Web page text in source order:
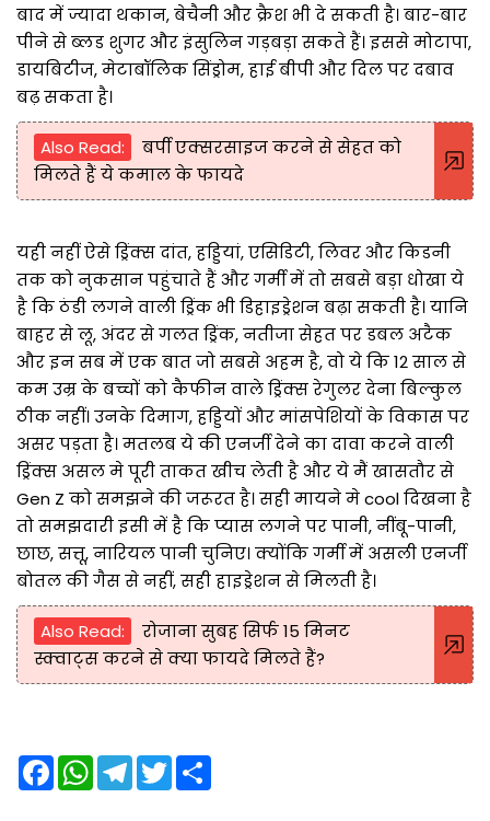
बाद में ज्यादा थकान, बेचैनी और क्रैश भी दे सकती है। बार-बार
पीने से ब्लड शुगर और इंसुलिन गड़बड़ा सकते हैं। इससे मोटापा,
डायबिटीज, मेटाबॉलिक सिंड्रोम, हाई बीपी और दिल पर दबाव
बढ़ सकता है।
Also Read:
बर्पी एक्सरसाइज करने से सेहत को
मिलते हैं ये कमाल के फायदे
यही नहीं ऐसे ड्रिंक्स दांत, हड्डियां, एसिडिटी, लिवर और किडनी
तक को नुकसान पहुंचाते हैं और गर्मी में तो सबसे बड़ा धोखा ये
है कि ठंडी लगने वाली ड्रिंक भी डिहाइड्रेशन बढ़ा सकती है। यानि
बाहर से लू, अंदर से गलत ड्रिंक, नतीजा सेहत पर डबल अटैक
और इन सब में एक बात जो सबसे अहम है, वो ये कि 12 साल से
कम उम्र के बच्चों को कैफीन वाले ड्रिंक्स रेगुलर देना बिल्कुल
ठीक नहीं। उनके दिमाग, हड्डियों और मांसपेशियों के विकास पर
असर पड़ता है। मतलब ये की एनर्जी देने का दावा करने वाली
ड्रिंक्स असल मे पूरी ताकत खीच लेती है और ये मैं खासतौर से
Gen Z को समझने की जरूरत है। सही मायने मे cool दिखना है
तो समझदारी इसी में है कि प्यास लगने पर पानी, नींबू-पानी,
छाछ, सत्तू, नारियल पानी चुनिए। क्योंकि गर्मी में असली एनर्जी
बोतल की गैस से नहीं, सही हाइड्रेशन से मिलती है।
Also Read:
रोजाना सुबह सिर्फ 15 मिनट
स्क्वाट्स करने से क्या फायदे मिलते हैं?
F
a
W
T
e
T
w